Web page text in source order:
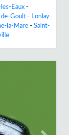
les-Eaux -
de-Goult - Lonlay-
la-Mare - Saint-